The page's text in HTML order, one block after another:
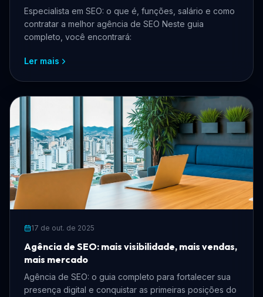
Especialista em SEO: o que é, funções, salário e como
contratar a melhor agência de SEO Neste guia
completo, você encontrará:
Ler mais
17 de out. de 2025
Agência de SEO: mais visibilidade, mais vendas,
mais mercado
Agência de SEO: o guia completo para fortalecer sua
presença digital e conquistar as primeiras posições do